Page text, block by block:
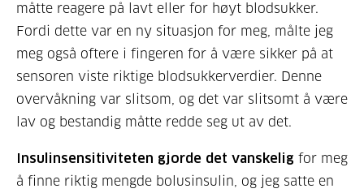
måtte reagere på lavt eller for høyt blodsukker.
Fordi dette var en ny situasjon for meg, målte jeg
meg også oftere i fingeren for å være sikker på at
sensoren viste riktige blodsukkerverdier. Denne
overvåkning var slitsom, og det var slitsomt å være
lav og bestandig måtte redde seg ut av det.
Insulinsensitiviteten gjorde det vanskelig for meg
å finne riktig mengde bolusinsulin, og jeg satte en